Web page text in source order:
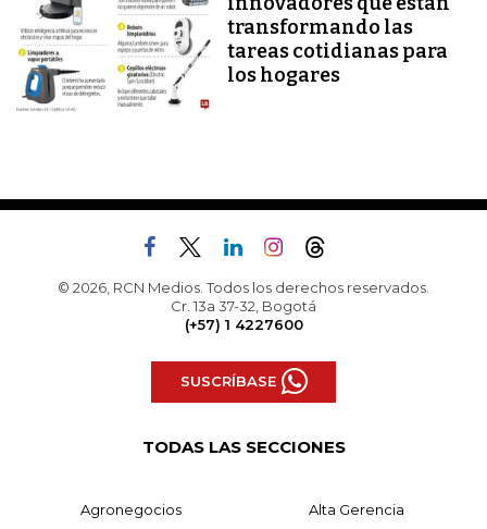
transformando las
tareas cotidianas para
los hogares
© 2026, RCN Medios. Todos los derechos reservados.
Cr. 13a 37-32, Bogotá
(+57) 1 4227600
SUSCRÍBASE
TODAS LAS SECCIONES
Agronegocios Alta Gerencia